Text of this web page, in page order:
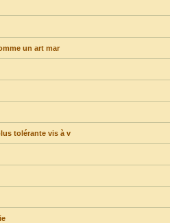
un art mar
tolérante vis à v